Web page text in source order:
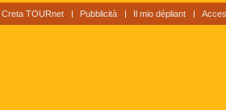
Creta TOURnet Pubblicità Il mio dépliant